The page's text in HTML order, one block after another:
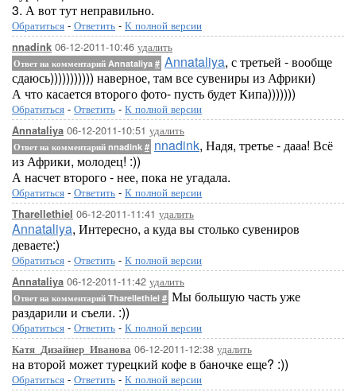
3. А вот тут неправильно.
Обратиться - Ответить - К полной версии
nnadink 06-12-2011-10:46 удалить
Ответ на комментарий Annataliya # Annataliya, с третьей - вообще
сдаюсь))))))))))) наверное, там все сувениры из Африки)
А что касается второго фото- пусть будет Кипа)))))))
Обратиться - Ответить - К полной версии
Annataliya 06-12-2011-10:51 удалить
Ответ на комментарий nnadink # nnadink, Надя, третье - дааа! Всё
из Африки, молодец! :))
А насчет второго - нее, пока не угадала.
Обратиться - Ответить - К полной версии
Tharellethiel 06-12-2011-11:41 удалить
Annataliya, Интересно, а куда вы столько сувениров
деваете:)
Обратиться - Ответить - К полной версии
Annataliya 06-12-2011-11:42 удалить
Ответ на комментарий Tharellethiel # Мы большую часть уже
раздарили и съели. :))
Обратиться - Ответить - К полной версии
Катя_Дизайнер_Иванова 06-12-2011-12:38 удалить
на второй может турецкий кофе в баночке еще? :))
Обратиться - Ответить - К полной версии